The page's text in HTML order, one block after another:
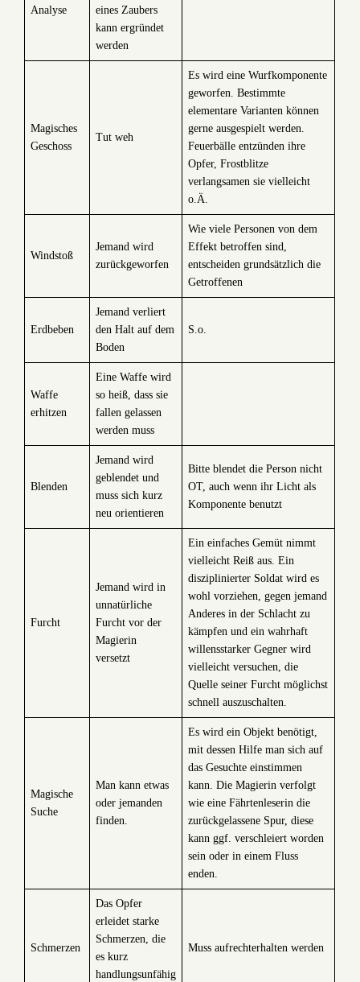
Analyse
eines Zaubers
kann ergründet
werden
Magisches
Geschoss
Tut weh
Es wird eine Wurfkomponente
geworfen. Bestimmte
elementare Varianten können
gerne ausgespielt werden.
Feuerbälle entzünden ihre
Opfer, Frostblitze
verlangsamen sie vielleicht
o.Ä.
Windstoß
Jemand wird
zurückgeworfen
Wie viele Personen von dem
Effekt betroffen sind,
entscheiden grundsätzlich die
Getroffenen
Erdbeben
Jemand verliert
den Halt auf dem
Boden
S.o.
Waffe
erhitzen
Eine Waffe wird
so heiß, dass sie
fallen gelassen
werden muss
Blenden
Jemand wird
geblendet und
muss sich kurz
neu orientieren
Bitte blendet die Person nicht
OT, auch wenn ihr Licht als
Komponente benutzt
Furcht
Jemand wird in
unnatürliche
Furcht vor der
Magierin
versetzt
Ein einfaches Gemüt nimmt
vielleicht Reiß aus. Ein
disziplinierter Soldat wird es
wohl vorziehen, gegen jemand
Anderes in der Schlacht zu
kämpfen und ein wahrhaft
willensstarker Gegner wird
vielleicht versuchen, die
Quelle seiner Furcht möglichst
schnell auszuschalten.
Magische
Suche
Man kann etwas
oder jemanden
finden.
Es wird ein Objekt benötigt,
mit dessen Hilfe man sich auf
das Gesuchte einstimmen
kann. Die Magierin verfolgt
wie eine Fährtenleserin die
zurückgelassene Spur, diese
kann ggf. verschleiert worden
sein oder in einem Fluss
enden.
Schmerzen
Das Opfer
erleidet starke
Schmerzen, die
es kurz
handlungsunfähig
Muss aufrechterhalten werden